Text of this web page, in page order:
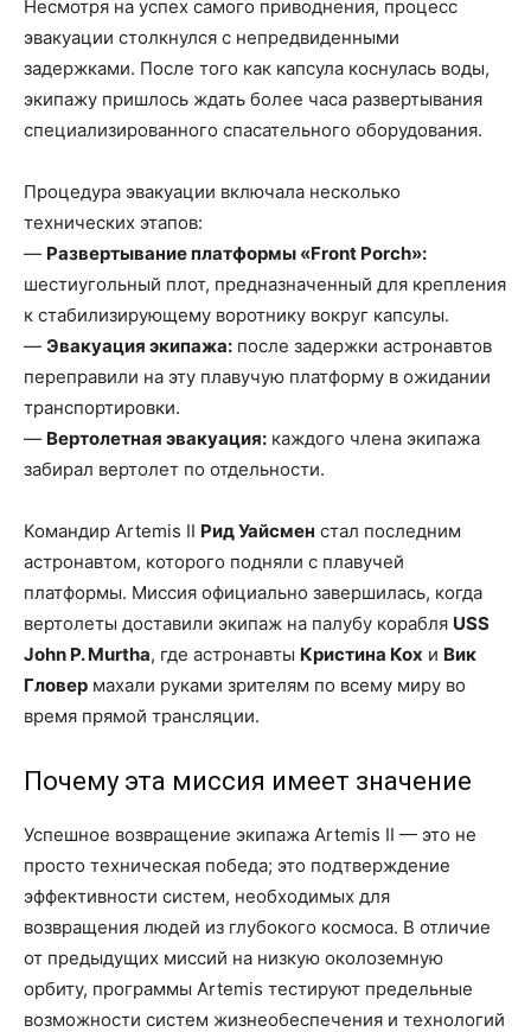
Несмотря на успех самого приводнения, процесс
эвакуации столкнулся с непредвиденными
задержками. После того как капсула коснулась воды,
экипажу пришлось ждать более часа развертывания
специализированного спасательного оборудования.
Процедура эвакуации включала несколько
технических этапов:
— Развертывание платформы «Front Porch»:
шестиугольный плот, предназначенный для крепления
к стабилизирующему воротнику вокруг капсулы.
— Эвакуация экипажа: после задержки астронавтов
переправили на эту плавучую платформу в ожидании
транспортировки.
— Вертолетная эвакуация: каждого члена экипажа
забирал вертолет по отдельности.
Командир Artemis II Рид Уайсмен стал последним
астронавтом, которого подняли с плавучей
платформы. Миссия официально завершилась, когда
вертолеты доставили экипаж на палубу корабля USS
John P. Murtha, где астронавты Кристина Кох и Вик
Гловер махали руками зрителям по всему миру во
время прямой трансляции.
Почему эта миссия имеет значение
Успешное возвращение экипажа Artemis II — это не
просто техническая победа; это подтверждение
эффективности систем, необходимых для
возвращения людей из глубокого космоса. В отличие
от предыдущих миссий на низкую околоземную
орбиту, программы Artemis тестируют предельные
возможности систем жизнеобеспечения и технологий